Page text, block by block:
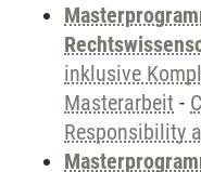
inklusive
Masterarbeit -
Responsibility